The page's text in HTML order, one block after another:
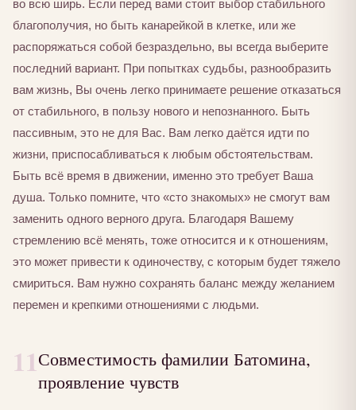
во всю ширь. Если перед вами стоит выбор стабильного
благополучия, но быть канарейкой в клетке, или же
распоряжаться собой безраздельно, вы всегда выберите
последний вариант. При попытках судьбы, разнообразить
вам жизнь, Вы очень легко принимаете решение отказаться
от стабильного, в пользу нового и непознанного. Быть
пассивным, это не для Вас. Вам легко даётся идти по
жизни, приспосабливаться к любым обстоятельствам.
Быть всё время в движении, именно это требует Ваша
душа. Только помните, что «сто знакомых» не смогут вам
заменить одного верного друга. Благодаря Вашему
стремлению всё менять, тоже относится и к отношениям,
это может привести к одиночеству, с которым будет тяжело
смириться. Вам нужно сохранять баланс между желанием
перемен и крепкими отношениями с людьми.
11Совместимость фамилии Батомина,
проявление чувств